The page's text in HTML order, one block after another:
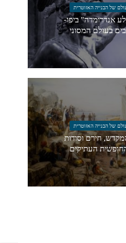
של הבנייה האזוטרית
אנדרומדה" ביפו-
בעולם המסוני
של הבנייה האזוטרית
חירם וסודות
העתיקים